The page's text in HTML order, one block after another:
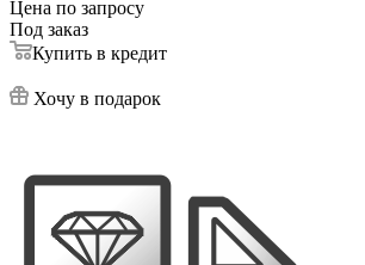
Цена по запросу
Под заказ
Купить в кредит
Хочу в подарок